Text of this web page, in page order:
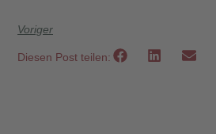
Voriger
Diesen Post teilen: